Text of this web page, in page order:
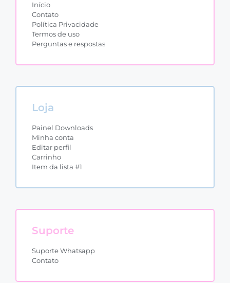
Início
Contato
Política Privacidade
Termos de uso
Perguntas e respostas
Loja
Painel Downloads
Minha conta
Editar perfil
Carrinho
Item da lista #1
Suporte
Suporte Whatsapp
Contato